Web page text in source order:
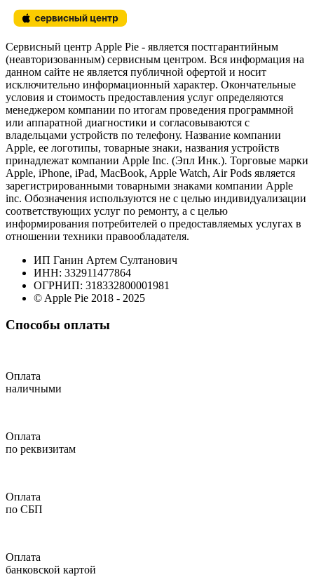
Сервисный центр Apple Pie - является постгарантийным
(неавторизованным) сервисным центром. Вся информация на
данном сайте не является публичной офертой и носит
исключительно информационный характер. Окончательные
условия и стоимость предоставления услуг определяются
менеджером компании по итогам проведения программной
или аппаратной диагностики и согласовываются с
владельцами устройств по телефону. Название компании
Apple, ее логотипы, товарные знаки, названия устройств
принадлежат компании Apple Inc. (Эпл Инк.). Торговые марки
Apple, iPhone, iPad, MacBook, Apple Watch, Air Pods является
зарегистрированными товарными знаками компании Apple
inc. Обозначения используются не с целью индивидуализации
соответствующих услуг по ремонту, а с целью
информирования потребителей о предоставляемых услугах в
отношении техники правообладателя.
ИП Ганин Артем Султанович
ИНН: 332911477864
ОГРНИП: 318332800001981
© Apple Pie 2018 - 2025
Способы оплаты
Оплата
наличными
Оплата
по реквизитам
Оплата
по СБП
Оплата
банковской картой